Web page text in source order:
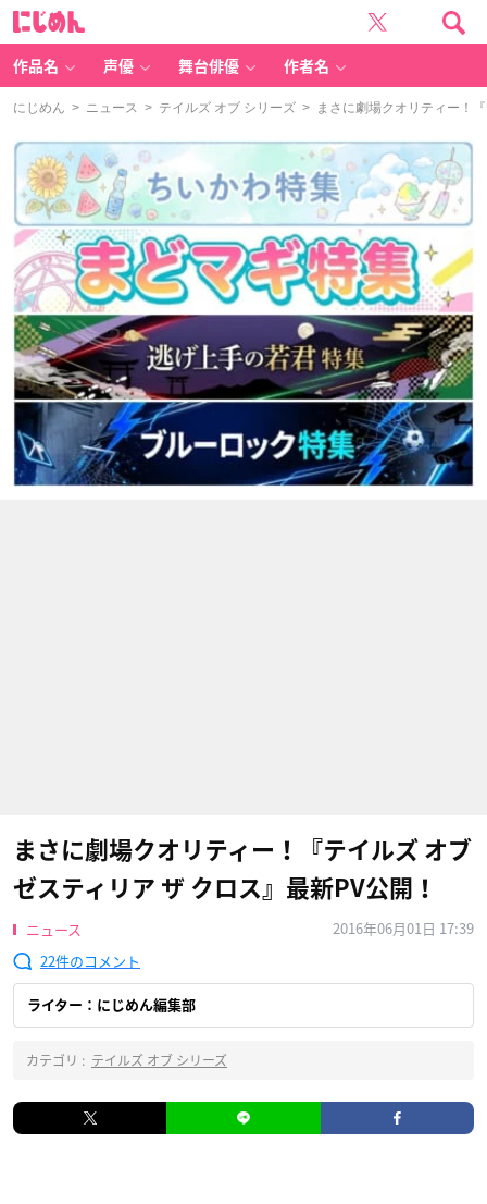
作品名 声優 舞台俳優 作者名
にじめん > ニュース > テイルズ オブ シリーズ > まさに劇場クオリティー！
まさに劇場クオリティー！『テイルズ オブ
ゼスティリア ザ クロス』最新PV公開！
ニュース
2016年06月01日 17:39
22
ライター：にじめん編集部
カテゴリ : テイルズ オブ シリーズ